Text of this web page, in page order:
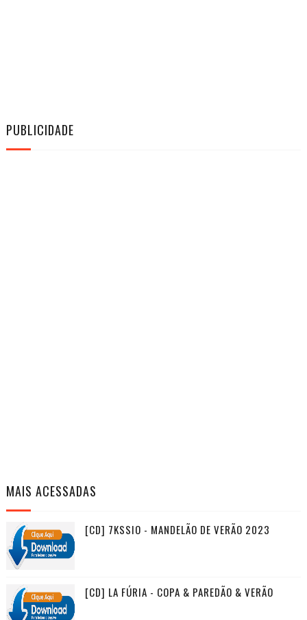
PUBLICIDADE
MAIS ACESSADAS
[CD] 7KSSIO - MANDELÃO DE VERÃO 2023
[CD] LA FÚRIA - COPA & PAREDÃO & VERÃO